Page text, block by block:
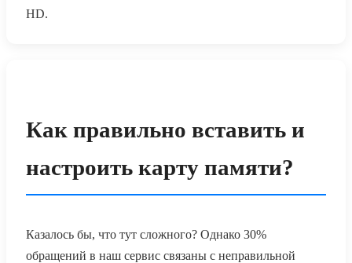
HD.
Как правильно вставить и
настроить карту памяти?
Казалось бы, что тут сложного? Однако 30%
обращений в наш сервис связаны с неправильной